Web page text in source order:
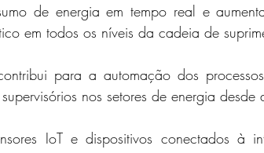
de energia em tempo real e
em todos os níveis da cadeia de
para a automação dos
nos setores de energia
IoT e dispositivos conectados à